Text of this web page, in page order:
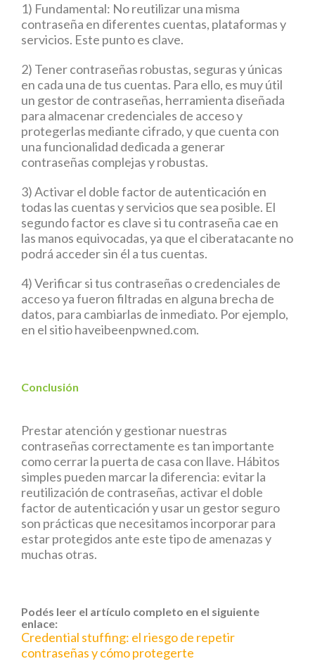
1) Fundamental: No reutilizar una misma
contraseña en diferentes cuentas, plataformas y
servicios. Este punto es clave.
2) Tener contraseñas robustas, seguras y únicas
en cada una de tus cuentas. Para ello, es muy útil
un gestor de contraseñas, herramienta diseñada
para almacenar credenciales de acceso y
protegerlas mediante cifrado, y que cuenta con
una funcionalidad dedicada a generar
contraseñas complejas y robustas.
3) Activar el doble factor de autenticación en
todas las cuentas y servicios que sea posible. El
segundo factor es clave si tu contraseña cae en
las manos equivocadas, ya que el ciberatacante no
podrá acceder sin él a tus cuentas.
4) Verificar si tus contraseñas o credenciales de
acceso ya fueron filtradas en alguna brecha de
datos, para cambiarlas de inmediato. Por ejemplo,
en el sitio haveibeenpwned.com.
Conclusión
Prestar atención y gestionar nuestras
contraseñas correctamente es tan importante
como cerrar la puerta de casa con llave. Hábitos
simples pueden marcar la diferencia: evitar la
reutilización de contraseñas, activar el doble
factor de autenticación y usar un gestor seguro
son prácticas que necesitamos incorporar para
estar protegidos ante este tipo de amenazas y
muchas otras.
Podés leer el artículo completo en el siguiente
enlace:
Credential stuffing: el riesgo de repetir
contraseñas y cómo protegerte